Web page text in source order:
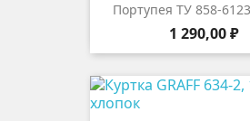
Портупея ТУ 858-
Цена
1 290,00 ₽